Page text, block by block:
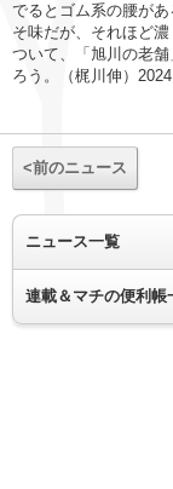
でるとゴム系の腰が
そ味だが、それほど
ついて、「旭川の老
ろう。（梶川伸）
<前のニュース
ニュース一覧
連載＆マチの便利帳